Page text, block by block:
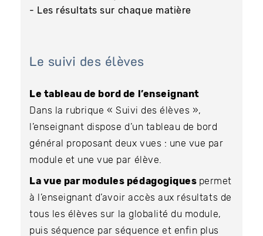
- Les résultats sur chaque matière
Le suivi des élèves
Le tableau de bord de l’enseignant
Dans la rubrique « Suivi des élèves »,
l’enseignant dispose d’un tableau de bord
général proposant deux vues : une vue par
module et une vue par élève.
La vue par modules pédagogiques permet
à l’enseignant d’avoir accès aux résultats de
tous les élèves sur la globalité du module,
puis séquence par séquence et enfin plus